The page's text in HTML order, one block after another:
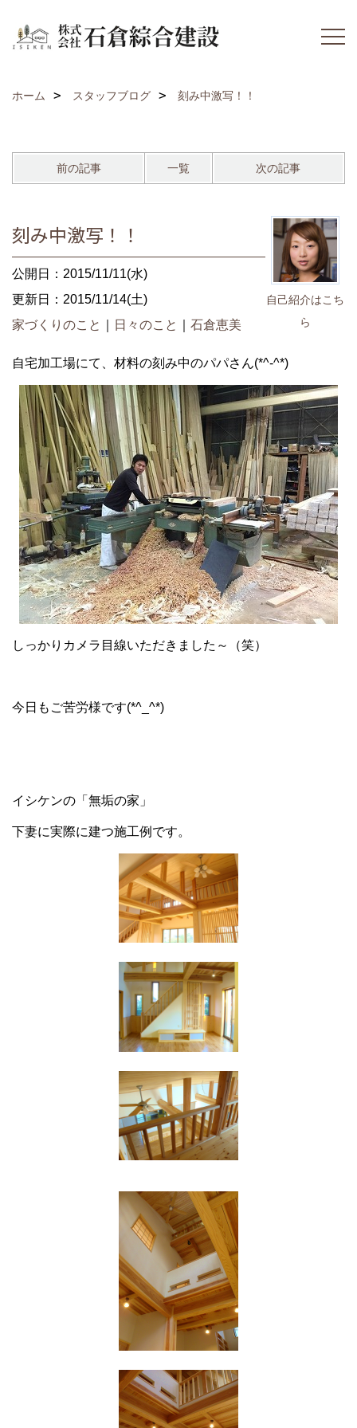
ホーム スタッフブログ 刻み中激写！！
前の記事 一覧 次の記事
自己紹介はこち
ら
刻み中激写！！
公開日：2015/11/11(水)
更新日：2015/11/14(土)
家づくりのこと
日々のこと 石倉恵美
自宅加工場にて、材料の刻み中のパパさん(*^-^*)
しっかりカメラ目線いただきました～（笑）
今日もご苦労様です(*^_^*)
イシケンの「無垢の家」
下妻に実際に建つ施工例です。